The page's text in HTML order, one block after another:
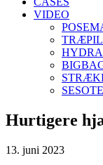
VIDEO
Hurtigere
13. juni 2023